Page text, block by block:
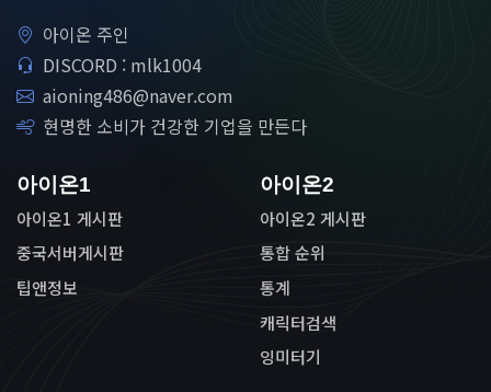
아이온 주인
DISCORD : mlk1004
aioning486@naver.com
현명한 소비가 건강한 기업을 만든다
아이온1
아이온1 게시판
중국서버게시판
팁앤정보
아이온2
아이온2 게시판
통합 순위
통계
캐릭터검색
잉미터기